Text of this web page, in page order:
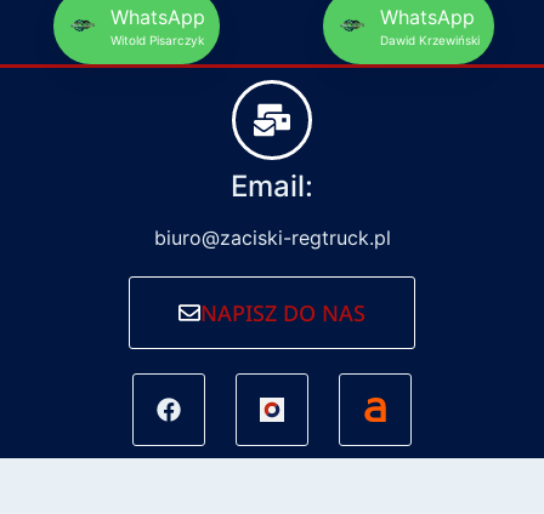
WhatsApp
Witold Pisarczyk
WhatsApp
Dawid Krzewiński
Email:
biuro@zaciski-regtruck.pl
NAPISZ DO NAS